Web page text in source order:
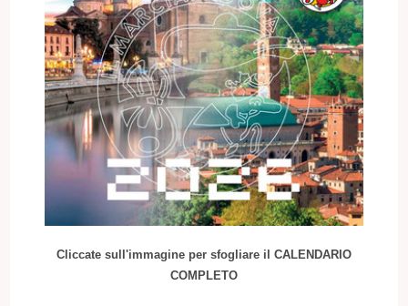
Cliccate sull'immagine per sfogliare il CALENDARIO
COMPLETO